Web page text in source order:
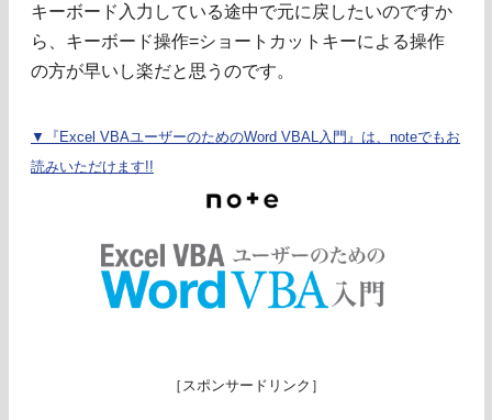
キーボード入力している途中で元に戻したいのですか
ら、キーボード操作=ショートカットキーによる操作
の方が早いし楽だと思うのです。
▼『Excel VBAユーザーのためのWord VBAL入門』は、noteでもお
読みいただけます!!
［スポンサードリンク］